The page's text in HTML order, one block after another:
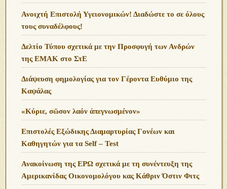
Ανοιχτή Επιστολή Υγειονομικών! Διαδώστε το σε όλους
τους συναδέλφους!
Δελτίο Τύπου σχετικά με την Προσφυγή των Ανδρών
της ΕΜΑΚ στο ΣτΕ
Διάψευση φημολογίας για τον Γέροντα Ευθύμιο της
Καψάλας
«Κύριε, σῶσον λαόν ἀπεγνωσμένον»
Επιστολές Εξώδικης Διαμαρτυρίας Γονέων και
Καθηγητών για τα Self – Test
Ανακοίνωση της ΕΡΩ σχετικά με τη συνέντευξη της
Αμερικανίδας Οικονομολόγου κας Κάθριν Όστιν Φιτς